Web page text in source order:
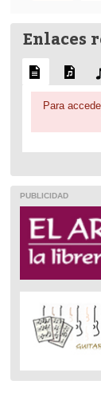
Enlaces
Para
PUBLICIDAD